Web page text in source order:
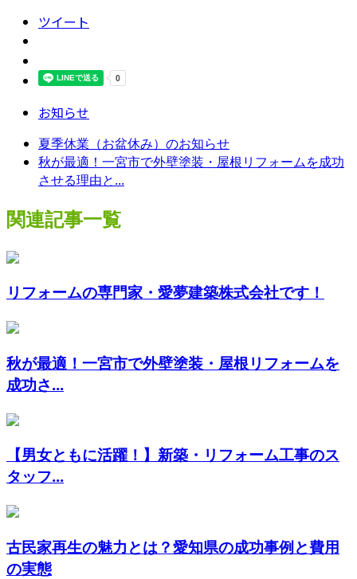
ツイート
お知らせ
夏季休業（お盆休み）のお知らせ
秋が最適！一宮市で外壁塗装・屋根リフォームを成功
させる理由と...
関連記事一覧
リフォームの専門家・愛夢建築株式会社です！
秋が最適！一宮市で外壁塗装・屋根リフォームを
成功さ...
【男女ともに活躍！】新築・リフォーム工事のス
タッフ...
古民家再生の魅力とは？愛知県の成功事例と費用
の実態